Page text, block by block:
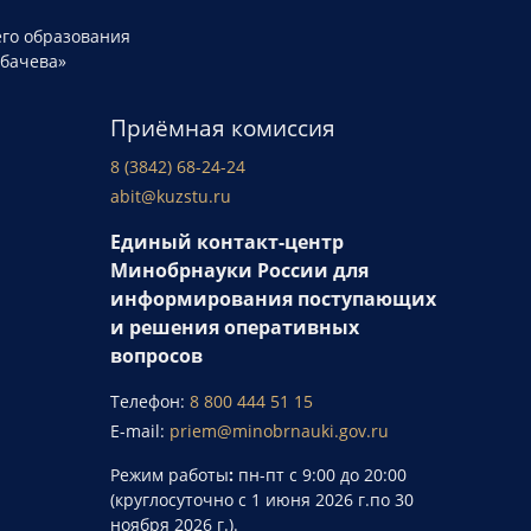
образования
Приёмная комиссия
8 (3842) 68-24-24
abit@kuzstu.ru
Единый контакт-центр
Минобрнауки России для
информирования поступающих
и решения оперативных
вопросов
Телефон:8 800 444 51 15
E-mail: priem@minobrnauki.gov.ru
Режим работы: пн-пт с 9:00 до 20:00
(круглосуточно с 1 июня 2026 г.по 30
ноября 2026 г.).